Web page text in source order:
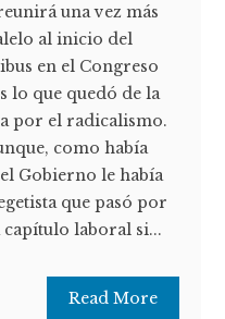
una vez más
al inicio del
en el Congreso
lo que quedó de la
por el radicalismo.
como había
Gobierno le había
que pasó por
capítulo laboral si...
Read More